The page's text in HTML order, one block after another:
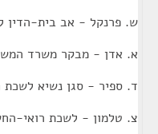
ש. פרנקל - אב בית-הדין
א. אדן - מבקר משרד
ד. ספיר - סגן נשיא לשכת
צ. טלמון - לשכת רואי-